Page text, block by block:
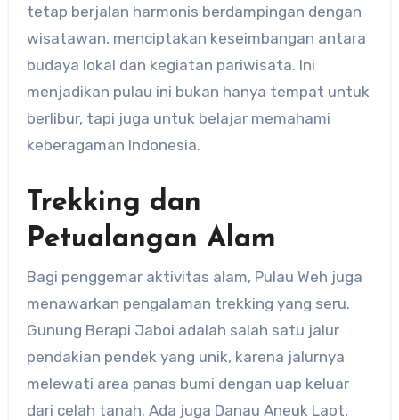
tetap berjalan harmonis berdampingan dengan
wisatawan, menciptakan keseimbangan antara
budaya lokal dan kegiatan pariwisata. Ini
menjadikan pulau ini bukan hanya tempat untuk
berlibur, tapi juga untuk belajar memahami
keberagaman Indonesia.
Trekking dan
Petualangan Alam
Bagi penggemar aktivitas alam, Pulau Weh juga
menawarkan pengalaman trekking yang seru.
Gunung Berapi Jaboi adalah salah satu jalur
pendakian pendek yang unik, karena jalurnya
melewati area panas bumi dengan uap keluar
dari celah tanah. Ada juga Danau Aneuk Laot,